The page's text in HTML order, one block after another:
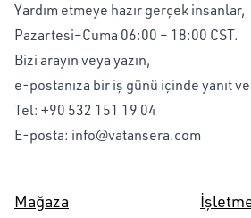
Yardım etmeye hazır gerçek insanlar,
Pazartesi–Cuma 06:00 – 18:00 CST.
Bizi arayın veya yazın,
e-postanıza bir iş günü içinde yanıt
Tel: +90 532 151 19 04
E-posta: info@vatansera.com
Mağaza